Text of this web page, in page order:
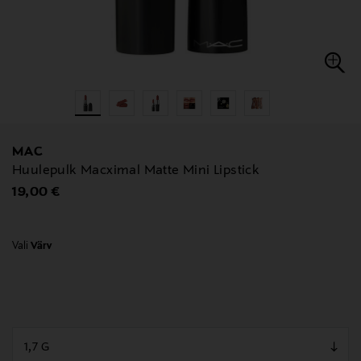
MAC
Huulepulk Macximal Matte Mini Lipstick
Original Price
19,00 €
Vali Värv